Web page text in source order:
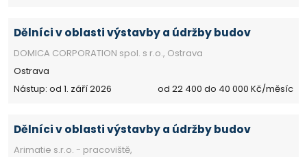
Dělníci v oblasti výstavby a údržby budov
DOMICA CORPORATION spol. s r.o., Ostrava
Ostrava
Nástup: od 1. září 2026
od 22 400 do 40 000 Kč/měsíc
Dělníci v oblasti výstavby a údržby budov
Arimatie s.r.o. - pracoviště,